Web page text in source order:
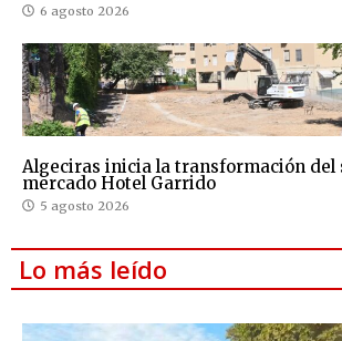
6 agosto 2026
Algeciras inicia la transformación del
mercado Hotel Garrido
5 agosto 2026
Lo más leído